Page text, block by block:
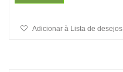
Adicionar à Lista de desejos